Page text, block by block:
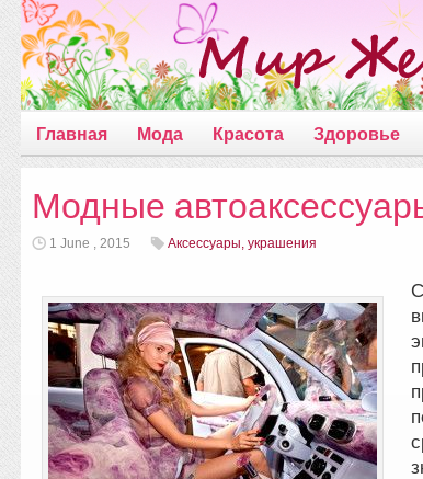
Главная Мода Красота Здоровье
Модные
1 June , 2015 Аксессуары, украшения